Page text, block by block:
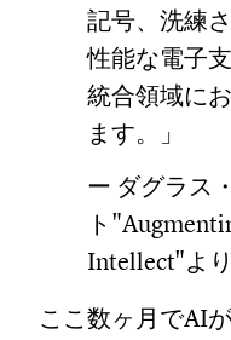
記号、洗練
性能な電子
統合領域に
ます。」
ー ダグラス
ト
Intellect"よ
ここ数ヶ月でAI